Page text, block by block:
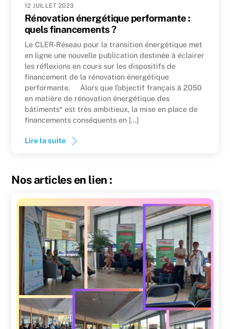
12 JUILLET 2023
Rénovation énergétique performante :
quels financements ?
Le CLER-Réseau pour la transition énergétique met
en ligne une nouvelle publication destinée à éclairer
les réflexions en cours sur les dispositifs de
financement de la rénovation énergétique
performante. Alors que l’objectif français à 2050
en matière de rénovation énergétique des
bâtiments* est très ambitieux, la mise en place de
financements conséquents en […]
Lire la suite
Nos articles en lien :